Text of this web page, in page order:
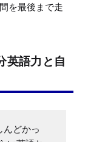
を最後まで走
英語力と自
んどかっ